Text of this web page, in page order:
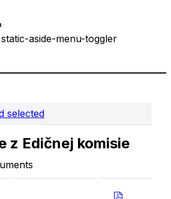
static-aside-menu-toggler
selected
z Edičnej komisie